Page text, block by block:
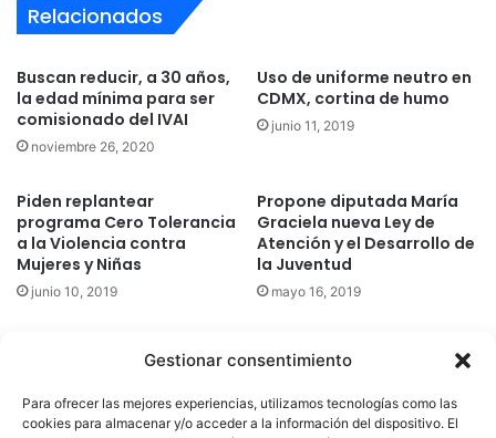
Gestionar consentimiento
Para ofrecer las mejores experiencias, utilizamos tecnologías como las
cookies para almacenar y/o acceder a la información del dispositivo. El
Relacionados
Buscan reducir, a 30 años,
la edad mínima para ser
comisionado del IVAI
noviembre 26, 2020
Uso de uniforme neutro en
CDMX, cortina de humo
junio 11, 2019
Piden replantear
programa Cero Tolerancia
a la Violencia contra
Mujeres y Niñas
junio 10, 2019
Propone diputada María
Graciela nueva Ley de
Atención y el Desarrollo de
la Juventud
mayo 16, 2019
derechos reservados